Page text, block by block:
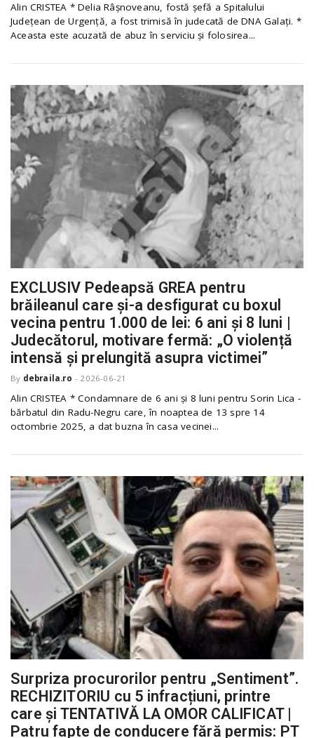
Alin CRISTEA * Delia Râșnoveanu, fostă șefă a Spitalului
Județean de Urgență, a fost trimisă în judecată de DNA Galați. *
Aceasta este acuzată de abuz în serviciu și folosirea...
EXCLUSIV Pedeapsă GREA pentru
brăileanul care și-a desfigurat cu boxul
vecina pentru 1.000 de lei: 6 ani și 8 luni |
Judecătorul, motivare fermă: „O violență
intensă și prelungită asupra victimei”
By debraila.ro - 2026-06-21
Alin CRISTEA * Condamnare de 6 ani și 8 luni pentru Sorin Lica -
bărbatul din Radu-Negru care, în noaptea de 13 spre 14
octombrie 2025, a dat buzna în casa vecinei...
Surpriza procurorilor pentru „Sentiment”.
RECHIZITORIU cu 5 infracțiuni, printre
care și TENTATIVĂ LA OMOR CALIFICAT |
Patru fapte de conducere fără permis: PT